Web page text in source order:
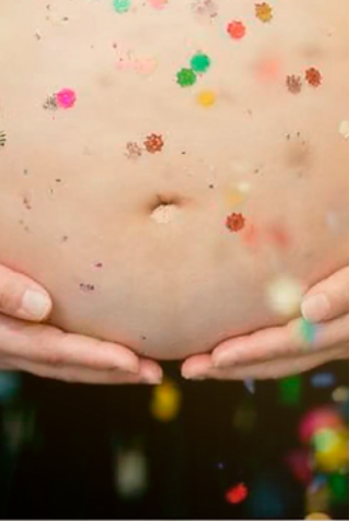
mães acabam colocando as próprias
necessidades em segundo pl